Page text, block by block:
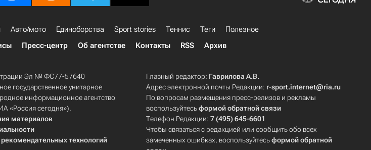
Авто/мото Единоборства Sport stories Теннис Теги
Полезное
Пресс-центр Об агентстве Контакты RSS Архив
Эл № ФС77-57640
государственное унитарное
информационное агентство
«Россия сегодня»).
материалов
технологий
Главный редактор: Гаврилова А.В.
Адрес электронной почты Редакции: r-sport.internet@ria.ru
По вопросам размещения пресс-релизов и рекламы
воспользуйтесьформой обратной связи
Телефон Редакции:7 (495) 645-6601
Чтобы связаться с редакцией или сообщить обо всех
замеченных ошибках, воспользуйтесьформой обратной